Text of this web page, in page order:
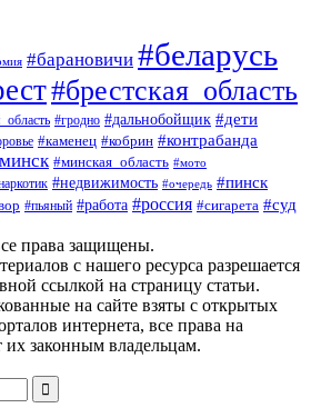
#барановичи #беларусь
#брестская_область
#гродно #дальнобойщик #дети
#каменец #кобрин #контрабанда
#минская_область #мото
#недвижимость #очередь #пинск
#пьяный #работа #россия #сигарета #суд
права защищены.
с нашего ресурса разрешается
ссылкой на страницу статьи.
на сайте взяты с открытых
интернета, все права на
их законным владельцам.